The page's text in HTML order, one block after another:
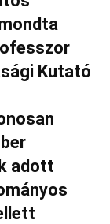
Kutató
adott